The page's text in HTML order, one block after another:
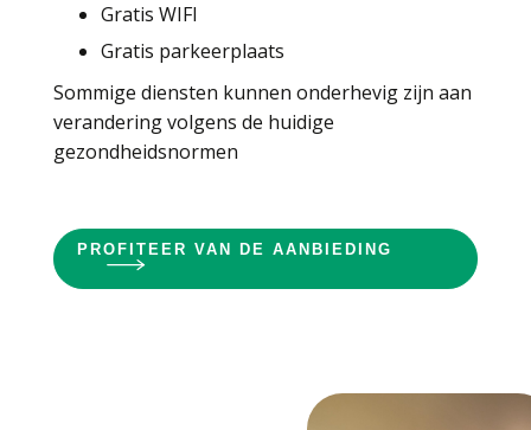
Gratis WIFI
Gratis parkeerplaats
Sommige diensten kunnen onderhevig zijn aan
verandering volgens de huidige
gezondheidsnormen
PROFITEER VAN DE AANBIEDING